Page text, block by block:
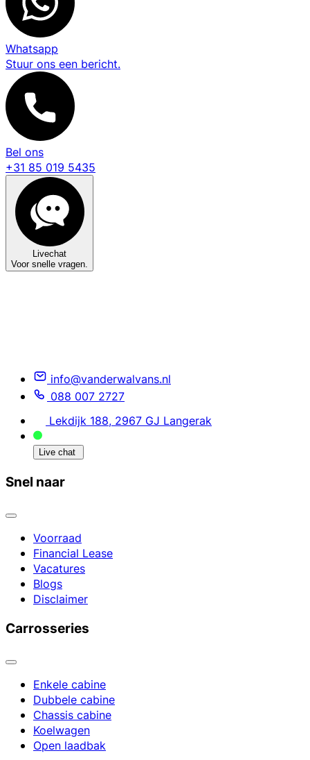
Whatsapp
Stuur ons een bericht.
Bel ons
+31 85 019 5435
Livechat
Voor snelle vragen.
info@vanderwalvans.nl
088 007 2727
Lekdijk 188, 2967 GJ Langerak
Live chat
Snel naar
Voorraad
Financial Lease
Vacatures
Blogs
Disclaimer
Carrosseries
Enkele cabine
Dubbele cabine
Chassis cabine
Koelwagen
Open laadbak